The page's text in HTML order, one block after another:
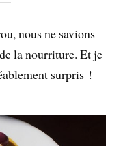
nous ne savions
la nourriture. Et je
surpris !